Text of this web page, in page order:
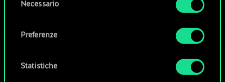
Tutti i dettagli su come utilizziamo i cookie e su
disponibili nel menu "Impostazioni" qui sotto.
delNecessario
Preferenze
Statistiche